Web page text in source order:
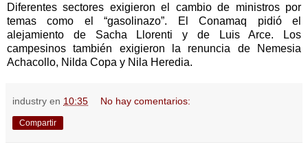
Diferentes sectores exigieron el cambio de ministros por
temas como el “gasolinazo”. El Conamaq pidió el
alejamiento de Sacha Llorenti y de Luis Arce. Los
campesinos también exigieron la renuncia de Nemesia
Achacollo, Nilda Copa y Nila Heredia.
industry en 10:35 No hay comentarios:
Compartir